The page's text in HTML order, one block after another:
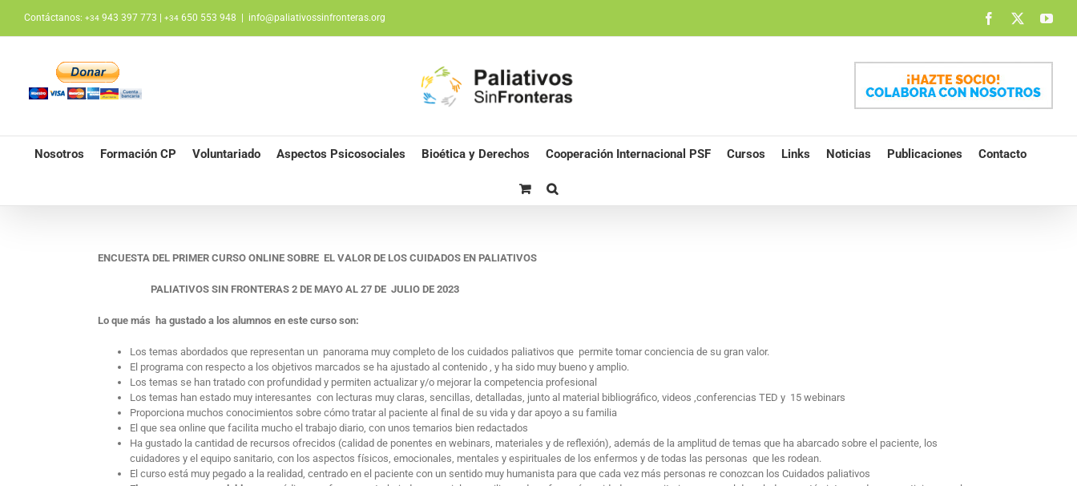
contenido
Contáctanos: +34 943 397 773 | +34 650 553 948 info@paliativossinfronteras.org Facebook
Nosotros Formación CP Voluntariado Aspectos Psicosociales Bioética y Derechos Cooperación Internacional PSF Cursos Links Noticias Publicaciones Contacto
ENCUESTA DEL PRIMER CURSO ONLINE SOBRE EL VALOR DE LOS CUIDADOS EN PALIATIVOS
PALIATIVOS SIN FRONTERAS 2 DE MAYO AL 27 DE JULIO DE 2023
Lo que más ha gustado a los alumnos en este curso son:
Los temas abordados que representan un panorama muy completo de los cuidados paliativos que permite tomar conciencia de su gran valor.
El programa con respecto a los objetivos marcados se ha ajustado al contenido , y ha sido muy bueno y amplio.
Los temas se han tratado con profundidad y permiten actualizar y/o mejorar la competencia profesional
Los temas han estado muy interesantes con lecturas muy claras, sencillas, detalladas, junto al material bibliográfico, videos ,conferencias TED y 15 webinars
Proporciona muchos conocimientos sobre cómo tratar al paciente al final de su vida y dar apoyo a su familia
El que sea online que facilita mucho el trabajo diario, con unos temarios bien redactados
Ha gustado la cantidad de recursos ofrecidos (calidad de ponentes en webinars, materiales y de reflexión), además de la amplitud de temas que ha abarcado sobre el paciente, los
cuidadores y el equipo sanitario, con los aspectos físicos, emocionales, mentales y espirituales de los enfermos y de todas las personas que les rodean.
El curso está muy pegado a la realidad, centrado en el paciente con un sentido muy humanista para que cada vez más personas re conozcan los Cuidados paliativos